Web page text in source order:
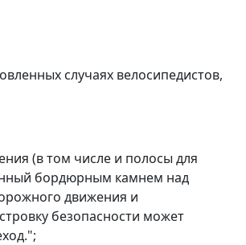
случаях велосипедистов,
(в том числе и полосы для
бордюрным камнем над
движения и
безопасности может